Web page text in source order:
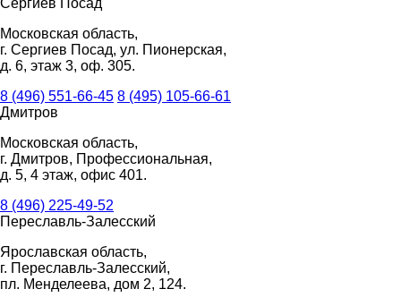
Сергиев Посад
Московская область,
г. Сергиев Посад, ул. Пионерская,
д. 6, этаж 3, оф. 305.
8 (496) 551-66-45 8 (495) 105-66-61
Дмитров
Московская область,
г. Дмитров, Профессиональная,
д. 5, 4 этаж, офис 401.
8 (496) 225-49-52
Переславль-Залесский
Ярославская область,
г. Переславль-Залесский,
пл. Менделеева, дом 2, 124.